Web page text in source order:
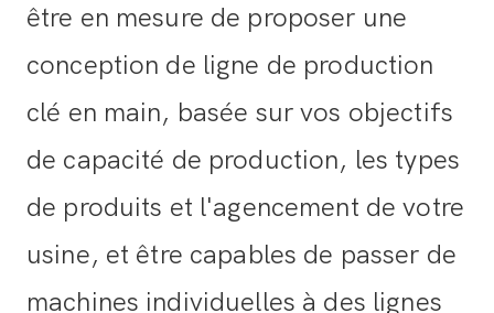
être en mesure de proposer une
conception de ligne de production
clé en main, basée sur vos objectifs
de capacité de production, les types
de produits et l'agencement de votre
usine, et être capables de passer de
machines individuelles à des lignes